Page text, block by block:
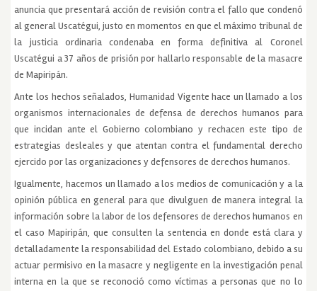
anuncia que presentará acción de revisión contra el fallo que condenó
al general Uscatégui, justo en momentos en que el máximo tribunal de
la justicia ordinaria condenaba en forma definitiva al Coronel
Uscatégui a 37 años de prisión por hallarlo responsable de la masacre
de Mapiripán.
Ante los hechos señalados, Humanidad Vigente hace un llamado a los
organismos internacionales de defensa de derechos humanos para
que incidan ante el Gobierno colombiano y rechacen este tipo de
estrategias desleales y que atentan contra el fundamental derecho
ejercido por las organizaciones y defensores de derechos humanos.
Igualmente, hacemos un llamado a los medios de comunicación y a la
opinión pública en general para que divulguen de manera integral la
información sobre la labor de los defensores de derechos humanos en
el caso Mapiripán, que consulten la sentencia en donde está clara y
detalladamente la responsabilidad del Estado colombiano, debido a su
actuar permisivo en la masacre y negligente en la investigación penal
interna en la que se reconoció como víctimas a personas que no lo